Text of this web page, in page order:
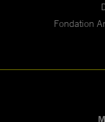
Fondation